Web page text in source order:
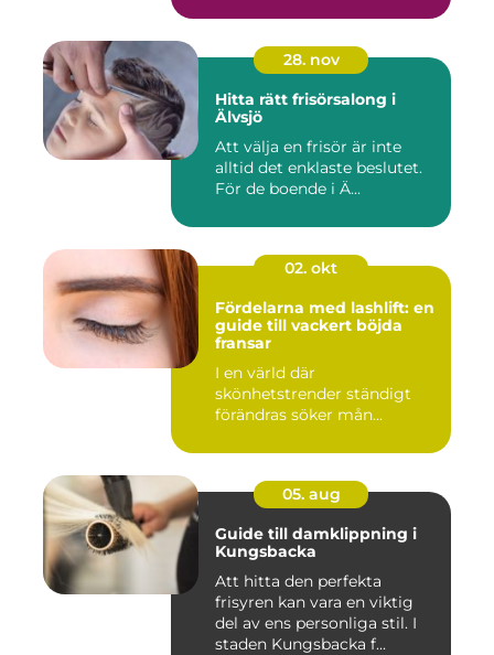
28. nov
Hitta rätt frisörsalong i
Älvsjö
Att välja en frisör är inte
alltid det enklaste beslutet.
För de boende i Ä...
02. okt
Fördelarna med lashlift: en
guide till vackert böjda
fransar
I en värld där
skönhetstrender ständigt
förändras söker mån...
05. aug
Guide till damklippning i
Kungsbacka
Att hitta den perfekta
frisyren kan vara en viktig
del av ens personliga stil. I
staden Kungsbacka f...